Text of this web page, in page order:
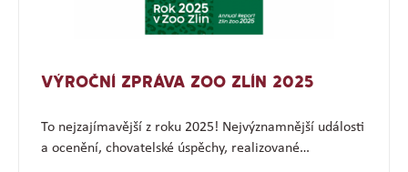
VÝROČNÍ ZPRÁVA ZOO ZLÍN 2025
To nejzajímavější z roku 2025! Nejvýznamnější události
a ocenění, chovatelské úspěchy, realizované…